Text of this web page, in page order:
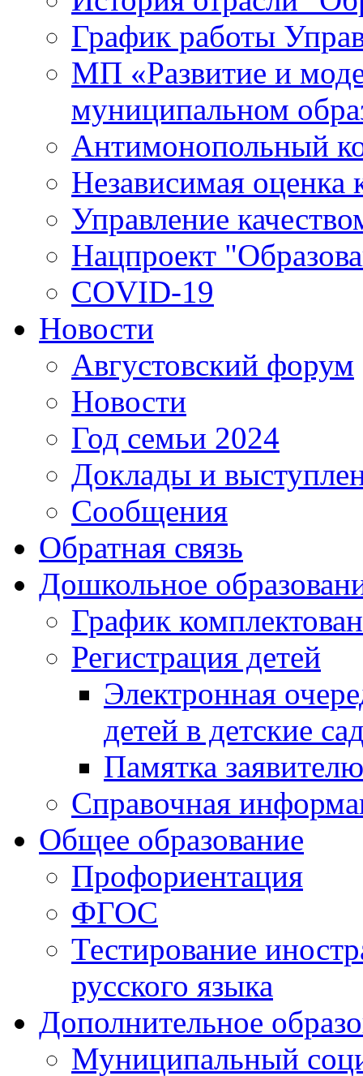
График работы
МП «Развитие и
муниципальном
Антимонопольный
Независимая оценка
Управление
Нацпроект
COVID-19
Новости
Августовский форум
Новости
Год семьи 2024
Доклады и
Сообщения
Обратная связь
Дошкольное
График
Регистрация детей
Электронная
детей в детские
Памятка заявителю
Справочная
Общее образование
Профориентация
ФГОС
Тестирование
русского языка
Дополнительное
Муниципальный